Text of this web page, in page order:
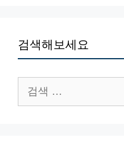
검색해보세요
색: